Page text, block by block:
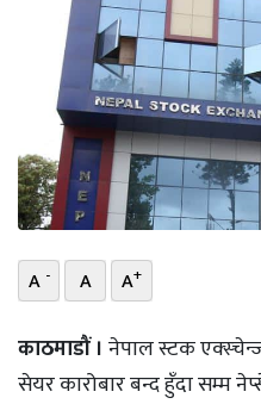
पर्यटन
भिडियो
छापा
खोज
प्रोफाइल
विशेष
A - A A+
काठमाडौं । नेपाल स्टक
सेयर कारोबार बन्द हुँदा सम्म